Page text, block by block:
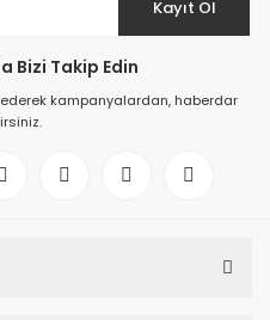
Kayıt Ol
Bizi Takip Edin
ederek kampanyalardan, haberdar